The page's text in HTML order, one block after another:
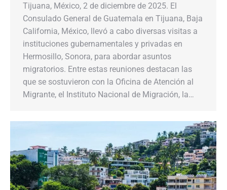
Tijuana, México, 2 de diciembre de 2025. El
Consulado General de Guatemala en Tijuana, Baja
California, México, llevó a cabo diversas visitas a
instituciones gubernamentales y privadas en
Hermosillo, Sonora, para abordar asuntos
migratorios. Entre estas reuniones destacan las
que se sostuvieron con la Oficina de Atención al
Migrante, el Instituto Nacional de Migración, la…